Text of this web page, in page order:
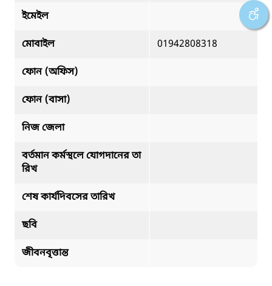
ইমেইল
মোবাইল 01942808318
ফোন (অফিস)
ফোন (বাসা)
নিজ জেলা
বর্তমান কর্মস্থলে যোগদানের তা
রিখ
শেষ কার্যদিবসের তারিখ
ছবি
জীবনবৃত্তান্ত